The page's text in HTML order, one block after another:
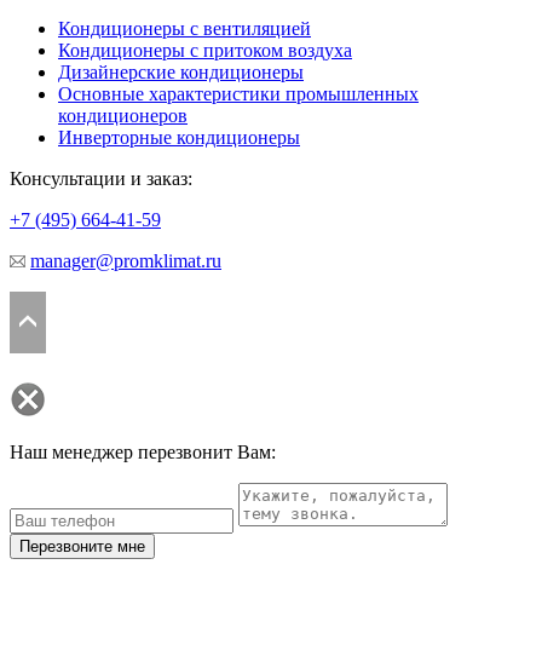
Кондиционеры с вентиляцией
Кондиционеры с притоком воздуха
Дизайнерские кондиционеры
Основные характеристики промышленных
кондиционеров
Инверторные кондиционеры
Консультации и заказ:
+7 (495) 664-41-59
manager@promklimat.ru
Наш менеджер перезвонит Вам:
Перезвоните мне